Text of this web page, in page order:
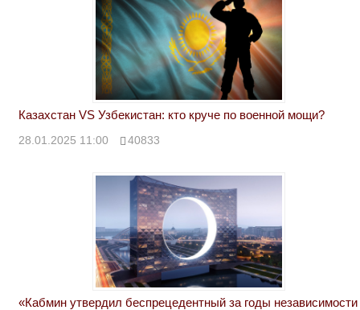
Казахстан VS Узбекистан: кто круче по военной мощи?
28.01.2025 11:00 40833
«Кабмин утвердил беспрецедентный за годы независимости